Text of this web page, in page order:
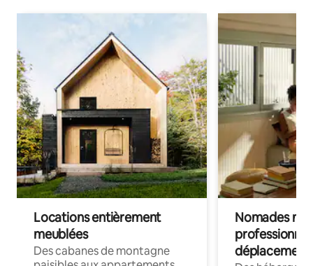
Locations entièrement
meublées
Des cabanes de montagne
Nomades
déplacement